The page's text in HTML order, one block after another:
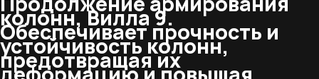
колонн, Вилла 9.
Обеспечивает прочность и
устойчивость колонн,
предотвращая их